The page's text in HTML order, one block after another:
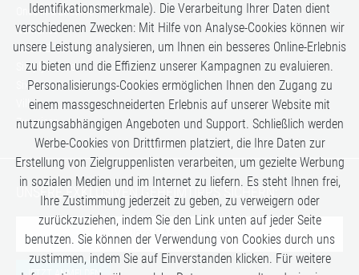
Once in a Lifetime
Romance
Safari-Erlebnisse
Simply the Best
Six Senses
Villen
Zugreisen
UNSERE EXKLUSIVEN GEHEIMTIPPS SICHERN:
Identifikationsmerkmale). Die Verarbeitung Ihrer Daten dient
verschiedenen Zwecken: Mit Hilfe von Analyse-Cookies können wir
unsere Leistung analysieren, um Ihnen ein besseres Online-Erlebnis
zu bieten und die Effizienz unserer Kampagnen zu evaluieren.
Personalisierungs-Cookies ermöglichen Ihnen den Zugang zu
einem massgeschneiderten Erlebnis auf unserer Website mit
nutzungsabhängigen Angeboten und Support. Schließlich werden
Werbe-Cookies von Drittfirmen platziert, die Ihre Daten zur
Erstellung von Zielgruppenlisten verarbeiten, um gezielte Werbung
in sozialen Medien und im Internet zu liefern. Es steht Ihnen frei,
Ihre Zustimmung jederzeit zu geben, zu verweigern oder
zurückzuziehen, indem Sie den Link unten auf jeder Seite
benutzen. Sie können der Verwendung von Cookies durch uns
zustimmen, indem Sie auf Einverstanden klicken. Für weitere